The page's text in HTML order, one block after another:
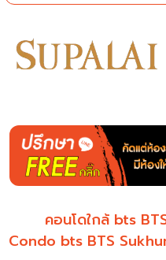
คอนโดใกล้ bts
Condo bts BTS